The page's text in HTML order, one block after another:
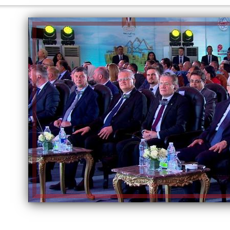
إلهام شرشر تكتب: دي مبقتش كورة..
دي سياسة
الكاتبة إلهام شرشر تهنئ الرئيس
السيسي بعيد ميلاده وتُشيد بجهوده
في بناء الدولة